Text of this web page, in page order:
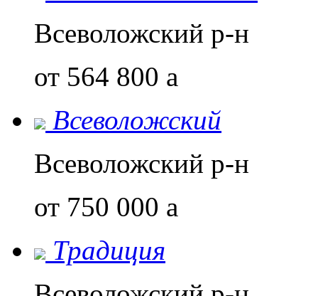
Всеволожский р-н
от 564 800 a
Всеволожский
Всеволожский р-н
от 750 000 a
Традиция